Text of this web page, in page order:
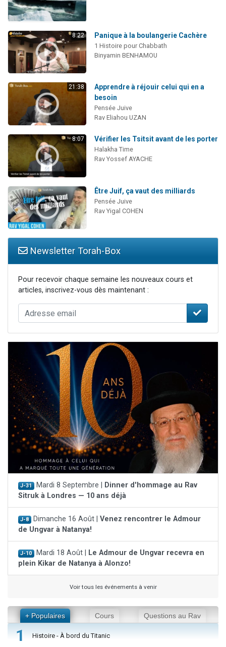
8:22 Panique à la boulangerie Cachère
1 Histoire pour Chabbath
Binyamin BENHAMOU
21:38
Apprendre à réjouir celui qui en a
besoin
Pensée Juive
Rav Eliahou UZAN
8:07 Vérifier les Tsitsit avant de les porter
Halakha Time
Rav Yossef AYACHE
Être Juif, ça vaut des milliards
Pensée Juive
Rav Yigal COHEN
Newsletter Torah-Box
Pour recevoir chaque semaine les nouveaux cours et
articles, inscrivez-vous dès maintenant :
J-31 Mardi 8 Septembre |
Dinner d'hommage au Rav
Sitruk à Londres — 10 ans déjà
J-8 Dimanche 16 Août | Venez rencontrer le Admour
de Ungvar à Natanya!
J-10 Mardi 18 Août |
Le Admour de Ungvar recevra en
plein Kikar de Natanya à Alonzo!
Voir tous les événements à venir
+ Populaires Cours Questions au Rav
1 Histoire - À bord du Titanic